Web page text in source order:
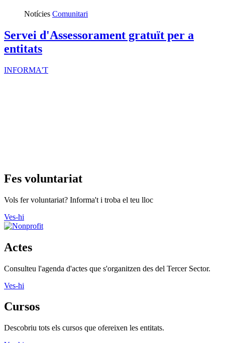
Notícies Comunitari
Servei d'Assessorament gratuït per a
entitats
INFORMA'T
Fes voluntariat
Vols fer voluntariat? Informa't i troba el teu lloc
Ves-hi
Actes
Consulteu l'agenda d'actes que s'organitzen des del Tercer Sector.
Ves-hi
Cursos
Descobriu tots els cursos que ofereixen les entitats.